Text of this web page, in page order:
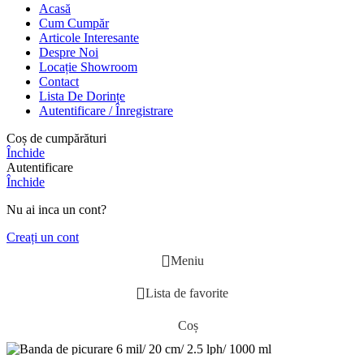
Acasă
Cum Cumpăr
Articole Interesante
Despre Noi
Locație Showroom
Contact
Lista De Dorințe
Autentificare / Înregistrare
Coș de cumpărături
Închide
Autentificare
Închide
Nu ai inca un cont?
Creați un cont
Meniu
Lista de favorite
Coș